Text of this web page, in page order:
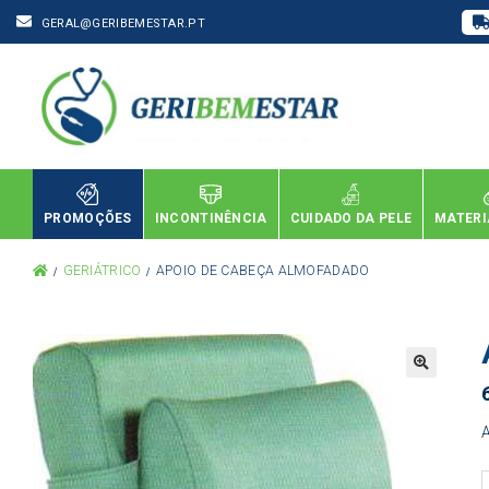
GERAL@GERIBEMESTAR.PT
PROMOÇÕES INCONTINÊNCIA CUIDADO DA PELE
GERIÁTRICO APOIO DE CABEÇA ALMOFADADO